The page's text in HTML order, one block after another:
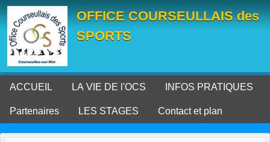
OFFICE COURSEULLAIS des
SPORTS
ACCUEIL LA VIE DE l'OCS INFOS PRATIQUES
Partenaires LES STAGES Contact et plan
Panneau de gestion des cookies